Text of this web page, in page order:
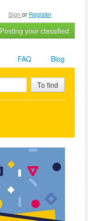
Sign or Register
Posting your classified
Blog
FAQ
To find